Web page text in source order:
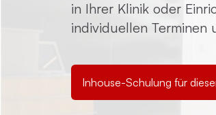
in Ihrer Klinik oder
individuellen Terminen
Inhouse-Schulung für